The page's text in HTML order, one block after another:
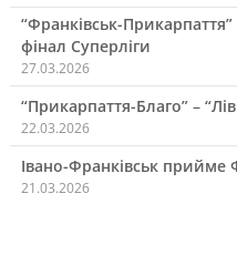
“Франківськ-Прикарпаття”
фінал Суперліги
27.03.2026
“Прикарпаття-Благо” –
22.03.2026
Івано-Франківськ прийме
21.03.2026